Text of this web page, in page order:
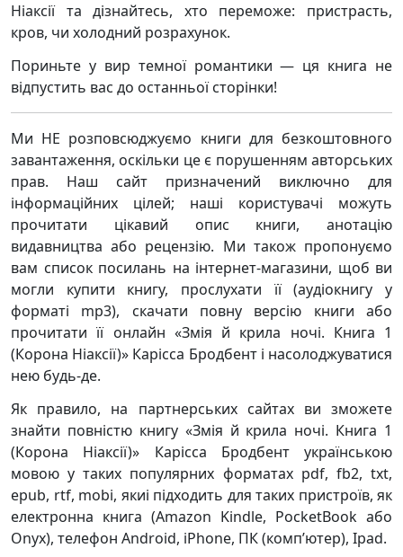
Ніаксії та дізнайтесь, хто переможе: пристрасть,
кров, чи холодний розрахунок.
Пориньте у вир темної романтики — ця книга не
відпустить вас до останньої сторінки!
Ми НЕ розповсюджуємо книги для безкоштовного
завантаження, оскільки це є порушенням авторських
прав. Наш сайт призначений виключно для
інформаційних цілей; наші користувачі можуть
прочитати цікавий опис книги, анотацію
видавництва або рецензію. Ми також пропонуємо
вам список посилань на інтернет-магазини, щоб ви
могли купити книгу, прослухати її (аудіокнигу у
форматі mp3), скачати повну версію книги або
прочитати її онлайн «Змія й крила ночі. Книга 1
(Корона Ніаксії)» Карісса Бродбент і насолоджуватися
нею будь-де.
Як правило, на партнерських сайтах ви зможете
знайти повністю книгу «Змія й крила ночі. Книга 1
(Корона Ніаксії)» Карісса Бродбент українською
мовою у таких популярних форматах pdf, fb2, txt,
epub, rtf, mobi, якиі підходить для таких пристроїв, як
електронна книга (Amazon Kindle, PocketBook або
Onyx), телефон Android, iPhone, ПК (комп’ютер), Ipad.